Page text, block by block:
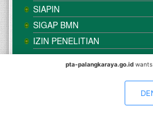
SIAPIN
SIGAP BMN
IZIN PENELITIAN
Agama
Direkomendasikan Menggunakan
Google
pta-palangkaraya.go.id